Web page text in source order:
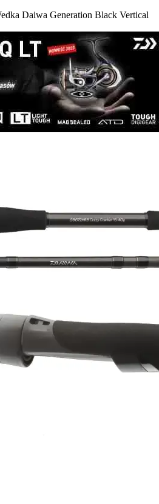
Daiwa Generation Black Vertical